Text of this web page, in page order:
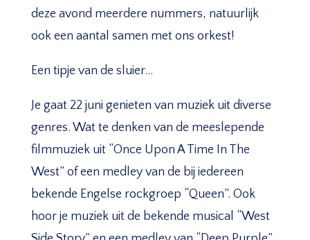
deze avond meerdere nummers, natuurlijk
ook een aantal samen met ons orkest!
Een tipje van de sluier…
Je gaat 22 juni genieten van muziek uit diverse
genres. Wat te denken van de meeslepende
filmmuziek uit “Once Upon A Time In The
West” of een medley van de bij iedereen
bekende Engelse rockgroep “Queen”. Ook
hoor je muziek uit de bekende musical “West